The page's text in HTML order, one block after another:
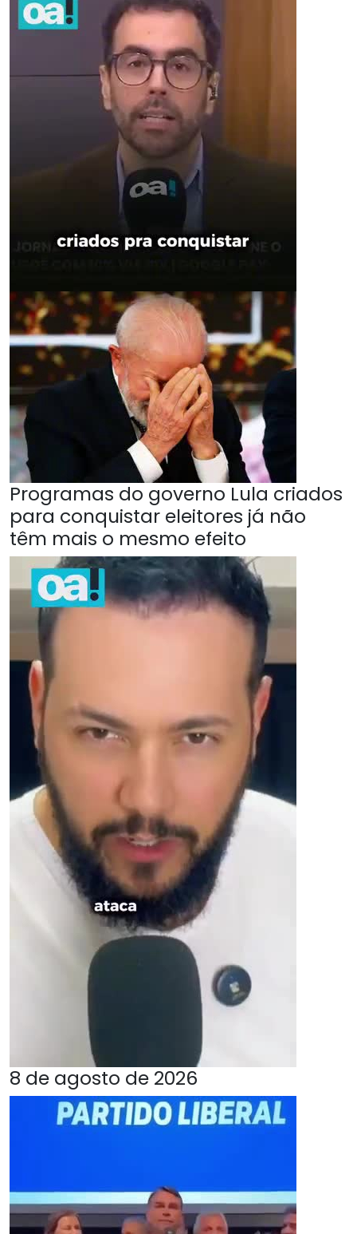
Programas do governo Lula criados
para conquistar eleitores já não
têm mais o mesmo efeito
8 de agosto de 2026